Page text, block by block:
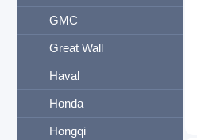
GMC
Great Wall
Haval
Honda
Hongqi